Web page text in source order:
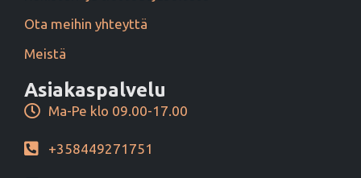
Ota meihin yhteyttä
Meistä
Asiakaspalvelu
Ma-Pe klo 09.00-17.00
+358449271751